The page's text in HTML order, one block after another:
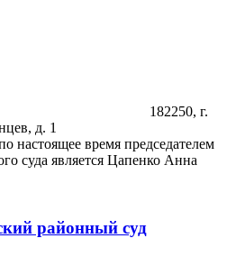
182250, г.
д. 1
настоящее время председателем
суда является Цапенко Анна
районный суд